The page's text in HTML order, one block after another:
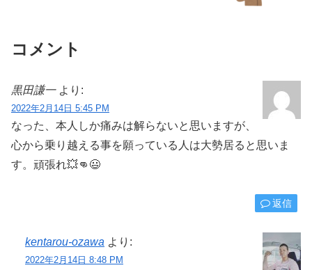
コメント
黒田謙一 より:
2022年2月14日 5:45 PM
なった、本人しか痛みは解らないと思いますが、
心から乗り越える事を願っている人は大勢居ると思いま
す。頑張れ💥👊😃
返信
kentarou-ozawa より:
2022年2月14日 8:48 PM